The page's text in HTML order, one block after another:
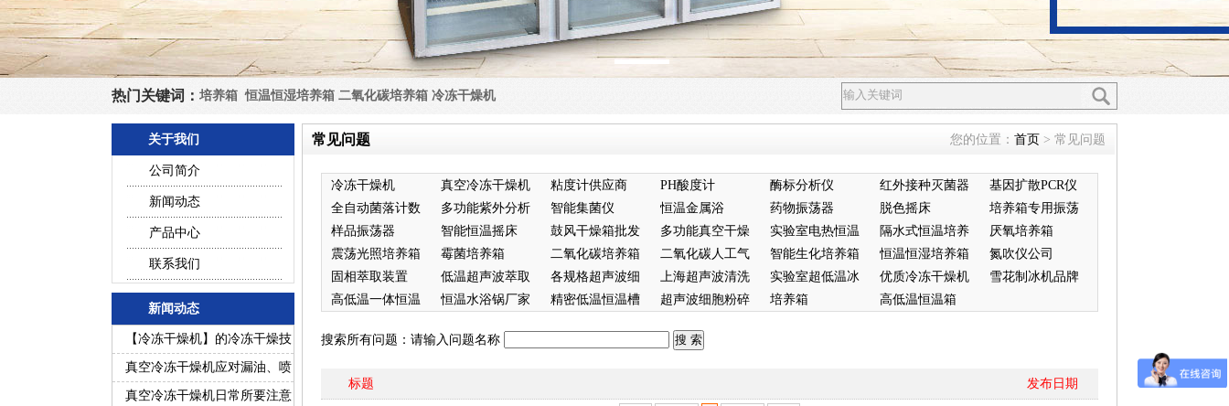
热门关键词： 培养箱 恒温恒湿培养箱 二氧化碳培养箱 冷冻干燥机
关于我们
公司简介
新闻动态
产品中心
联系我们
新闻动态
【冷冻干燥机】的冷冻干燥技
真空冷冻干燥机应对漏油、喷
油故障的处理
真空冷冻干燥机日常所要注意
常见问题 您的位置： 首页 > 常见问题
冷冻干燥机 真空冷冻干燥机 粘度计供应商 PH酸度计 酶标分析仪 红外接种灭菌器
基因扩散PCR仪
全自动菌落计数
器
多功能紫外分析
仪
智能集菌仪 恒温金属浴 药物振荡器 脱色摇床
培养箱专用振荡
器
样品振荡器 智能恒温摇床 鼓风干燥箱批发
多功能真空干燥
箱
实验室电热恒温
培养箱
隔水式恒温培养
箱
厌氧培养箱
震荡光照培养箱
霉菌培养箱
二氧化碳培养箱
报价
二氧化碳人工气
候箱
智能生化培养箱 恒温恒湿培养箱
氮吹仪公司
固相萃取装置
低温超声波萃取
仪
各规格超声波细
胞粉碎机
上海超声波清洗
机
实验室超低温冰
箱
优质冷冻干燥机
雪花制冰机品牌
高低温一体恒温
恒温水浴锅厂家 精密低温恒温槽
超声波细胞粉碎
培养箱 高低温恒温箱
搜索所有问题：请输入问题名称
标题 发布日期